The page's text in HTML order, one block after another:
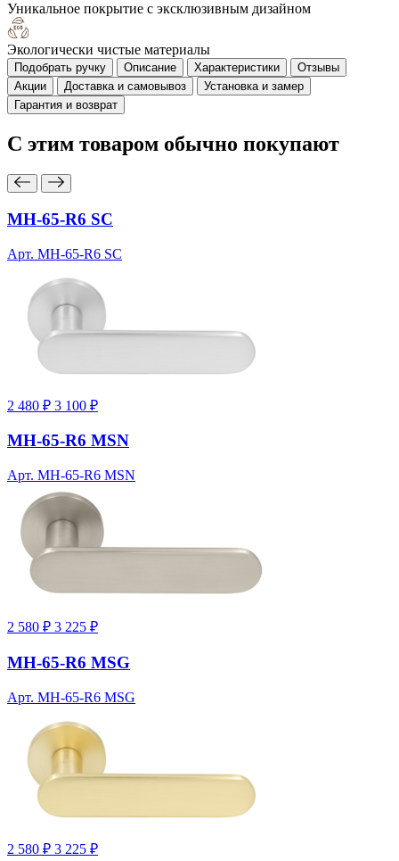
Уникальное покрытие с эксклюзивным дизайном
Экологически чистые материалы
Подобрать ручку Описание Характеристики
Отзывы
Акции
Доставка и самовывоз
Установка и замер
Гарантия и возврат
С этим товаром обычно покупают
MH-65-R6 SC
Арт. MH-65-R6 SC
2 480 ₽ 3 100 ₽
MH-65-R6 MSN
Арт. MH-65-R6 MSN
2 580 ₽ 3 225 ₽
MH-65-R6 MSG
Арт. MH-65-R6 MSG
2 580 ₽ 3 225 ₽